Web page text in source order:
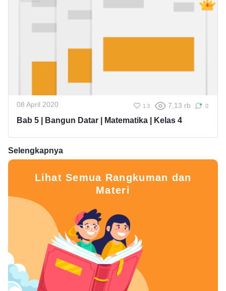
08 April 2020 13 7,13 rb 0
Bab 5 | Bangun Datar | Matematika | Kelas 4
Selengkapnya
Lihat Semua Rangkuman dan
Materi